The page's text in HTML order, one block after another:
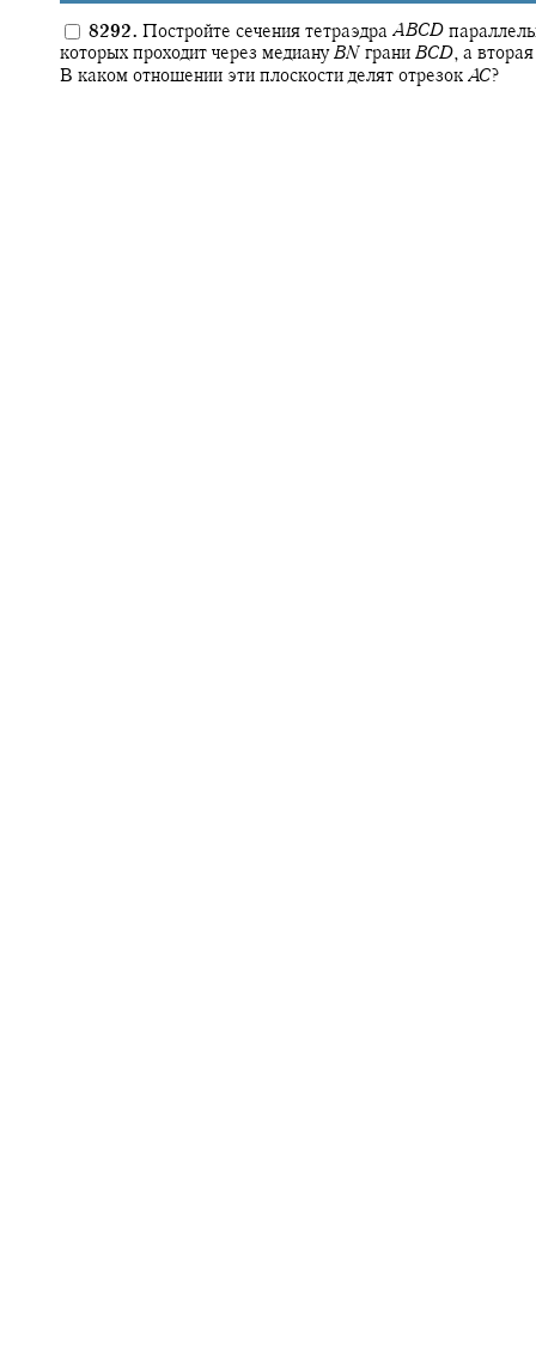
8292. Постройте сечения тетраэдра ABCD
которых проходит через медиануBN грани BCD, а
В каком отношении эти плоскости делят отрезок AC?